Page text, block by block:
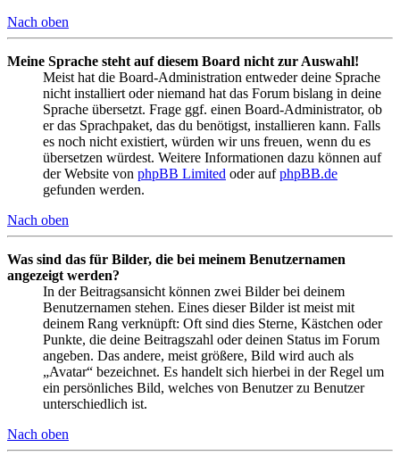
Nach oben
Meine Sprache steht auf diesem Board nicht zur Auswahl!
Meist hat die Board-Administration entweder deine Sprache
nicht installiert oder niemand hat das Forum bislang in deine
Sprache übersetzt. Frage ggf. einen Board-Administrator, ob
er das Sprachpaket, das du benötigst, installieren kann. Falls
es noch nicht existiert, würden wir uns freuen, wenn du es
übersetzen würdest. Weitere Informationen dazu können auf
der Website von phpBB Limited oder aufphpBB.de
gefunden werden.
Nach oben
Was sind das für Bilder, die bei meinem Benutzernamen
angezeigt werden?
In der Beitragsansicht können zwei Bilder bei deinem
Benutzernamen stehen. Eines dieser Bilder ist meist mit
deinem Rang verknüpft: Oft sind dies Sterne, Kästchen oder
Punkte, die deine Beitragszahl oder deinen Status im Forum
angeben. Das andere, meist größere, Bild wird auch als
„Avatar“ bezeichnet. Es handelt sich hierbei in der Regel um
ein persönliches Bild, welches von Benutzer zu Benutzer
unterschiedlich ist.
Nach oben